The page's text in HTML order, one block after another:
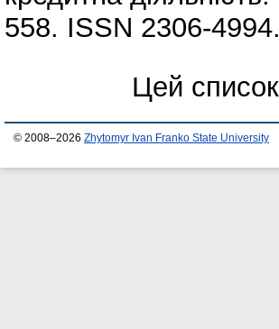
558. ISSN 2306-4994.
Цей
© 2008–2026 Zhytomyr Ivan Franko State University